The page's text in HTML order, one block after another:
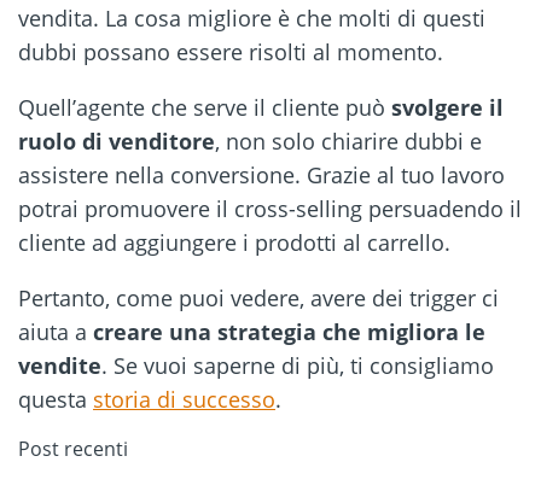
vendita. La cosa migliore è che molti di questi
dubbi possano essere risolti al momento.
Quell’agente che serve il cliente può svolgere il
ruolo di venditore, non solo chiarire dubbi e
assistere nella conversione. Grazie al tuo lavoro
potrai promuovere il cross-selling persuadendo il
cliente ad aggiungere i prodotti al carrello.
Pertanto, come puoi vedere, avere dei trigger ci
aiuta a creare una strategia che migliora le
vendite. Se vuoi saperne di più, ti consigliamo
questa storia di successo.
Post recenti